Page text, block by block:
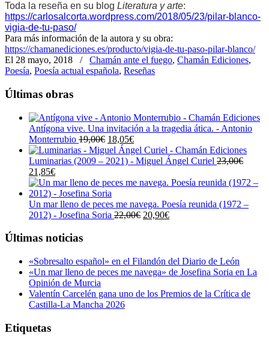
Toda la reseña en su blog Literatura y arte:
https://carlosalcorta.wordpress.com/2018/05/23/pilar-blanco-
vigia-de-tu-paso/
Para más información de la autora y su obra:
https://chamanediciones.es/producto/vigia-de-tu-paso-pilar-blanco/
El 28 mayo, 2018
/ Chamán ante el fuego, Chamán Ediciones,
Poesía, Poesía actual española, Reseñas
Últimas obras
Antígona vive. Una invitación a la tragedia ática. - Antonio
Monterrubio 19,00€ El
precio
original
19,00€.
18,05€El
precio
actual
18,05€.
Luminarias (2009 – 2021) - Miguel Ángel Curiel 23,00€
El
precio
original
era:
23,00€.
21,85€El
precio
actual
es:
21,85€.
Un mar lleno de peces me navega. Poesía reunida (1972 –
2012) - Josefina Soria 22,00€ El
22,00€.
20,90€El
20,90€.
Últimas noticias
«Sobresalto español» en el Filandón del Diario de León
«Un mar lleno de peces me navega» de Josefina Soria en La
Opinión de Murcia
Valentín Carcelén gana uno de los Premios de la Crítica de
Castilla-La Mancha 2026
Etiquetas